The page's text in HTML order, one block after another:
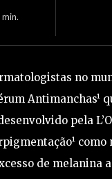
min.
no
Antimanchas¹
pela
de melanina